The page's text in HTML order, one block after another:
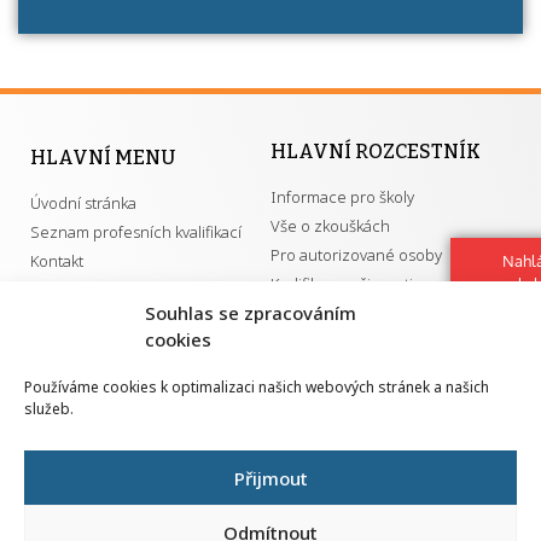
Souhlas se zpracováním
cookies
Používáme cookies k optimalizaci našich webových stránek a našich
služeb.
Přijmout
Odmítnout
HLAVNÍ MENU
Úvodní stránka
Seznam profesních kvalifikací
Kontakt
HLAVNÍ ROZCESTNÍK
Informace pro školy
Vše o zkouškách
Pro autorizované osoby
Kvalifikace a živnosti
GDPR
Národní pedagogický institut ČR
Senovážné náměstí 25
110 00 Praha 1